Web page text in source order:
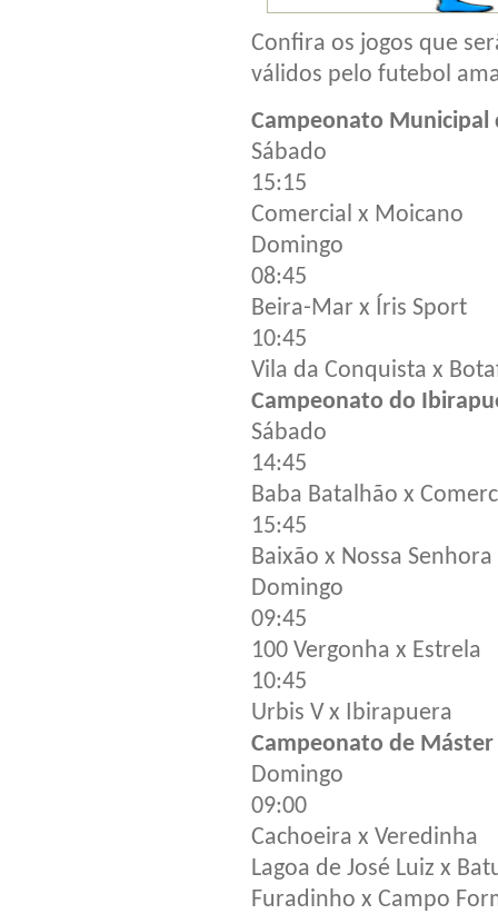
Confira os jogos que
válidos pelo futebol
Campeonato Municipal
Sábado
15:15
Comercial x Moicano
Domingo
08:45
Beira-Mar x Íris Sport
10:45
Vila da Conquista x
Campeonato do
Sábado
14:45
Baba Batalhão x
15:45
Baixão x Nossa
Domingo
09:45
100 Vergonha x Estrela
10:45
Urbis V x Ibirapuera
Campeonato de
Domingo
09:00
Cachoeira x Veredinha
Lagoa de José Luiz x
Furadinho x Campo